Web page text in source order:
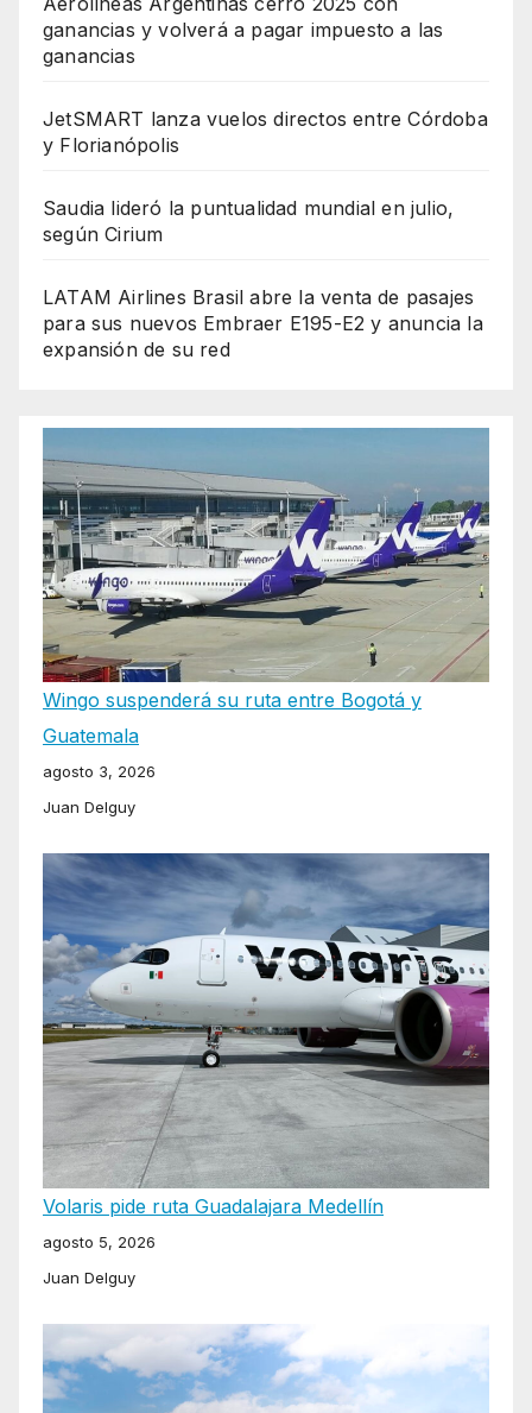
ganancias y volverá a pagar impuesto a las
ganancias
JetSMART lanza vuelos directos entre Córdoba
y Florianópolis
Saudia lideró la puntualidad mundial en julio,
según Cirium
LATAM Airlines Brasil abre la venta de pasajes
para sus nuevos Embraer E195-E2 y anuncia la
expansión de su red
Wingo suspenderá su ruta entre Bogotá y
Guatemala
agosto 3, 2026
Juan Delguy
Volaris pide ruta Guadalajara Medellín
agosto 5, 2026
Juan Delguy